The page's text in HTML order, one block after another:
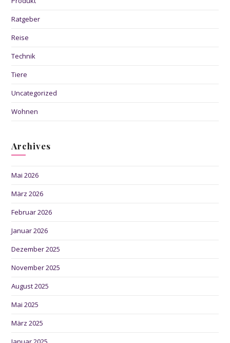
Ratgeber
Reise
Technik
Tiere
Uncategorized
Wohnen
Archives
Mai 2026
März 2026
Februar 2026
Januar 2026
Dezember 2025
November 2025
August 2025
Mai 2025
März 2025